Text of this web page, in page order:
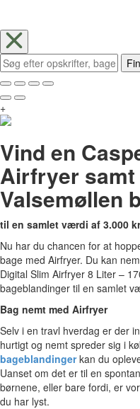
+
Vind en
Airfryer
Valsemøllen
til en samlet værdi af 3.000
Nu har du chancen for at
bage med Airfryer. Du kan
Digital Slim Airfryer 8 Liter –
bageblandinger til en samlet
Bag nemt med Airfryer
Selv i en travl hverdag er der
hurtigt og nemt spreder sig i
bageblandingerkan du
Uanset om det er til en
børnene, eller bare fordi, er
du har lyst.